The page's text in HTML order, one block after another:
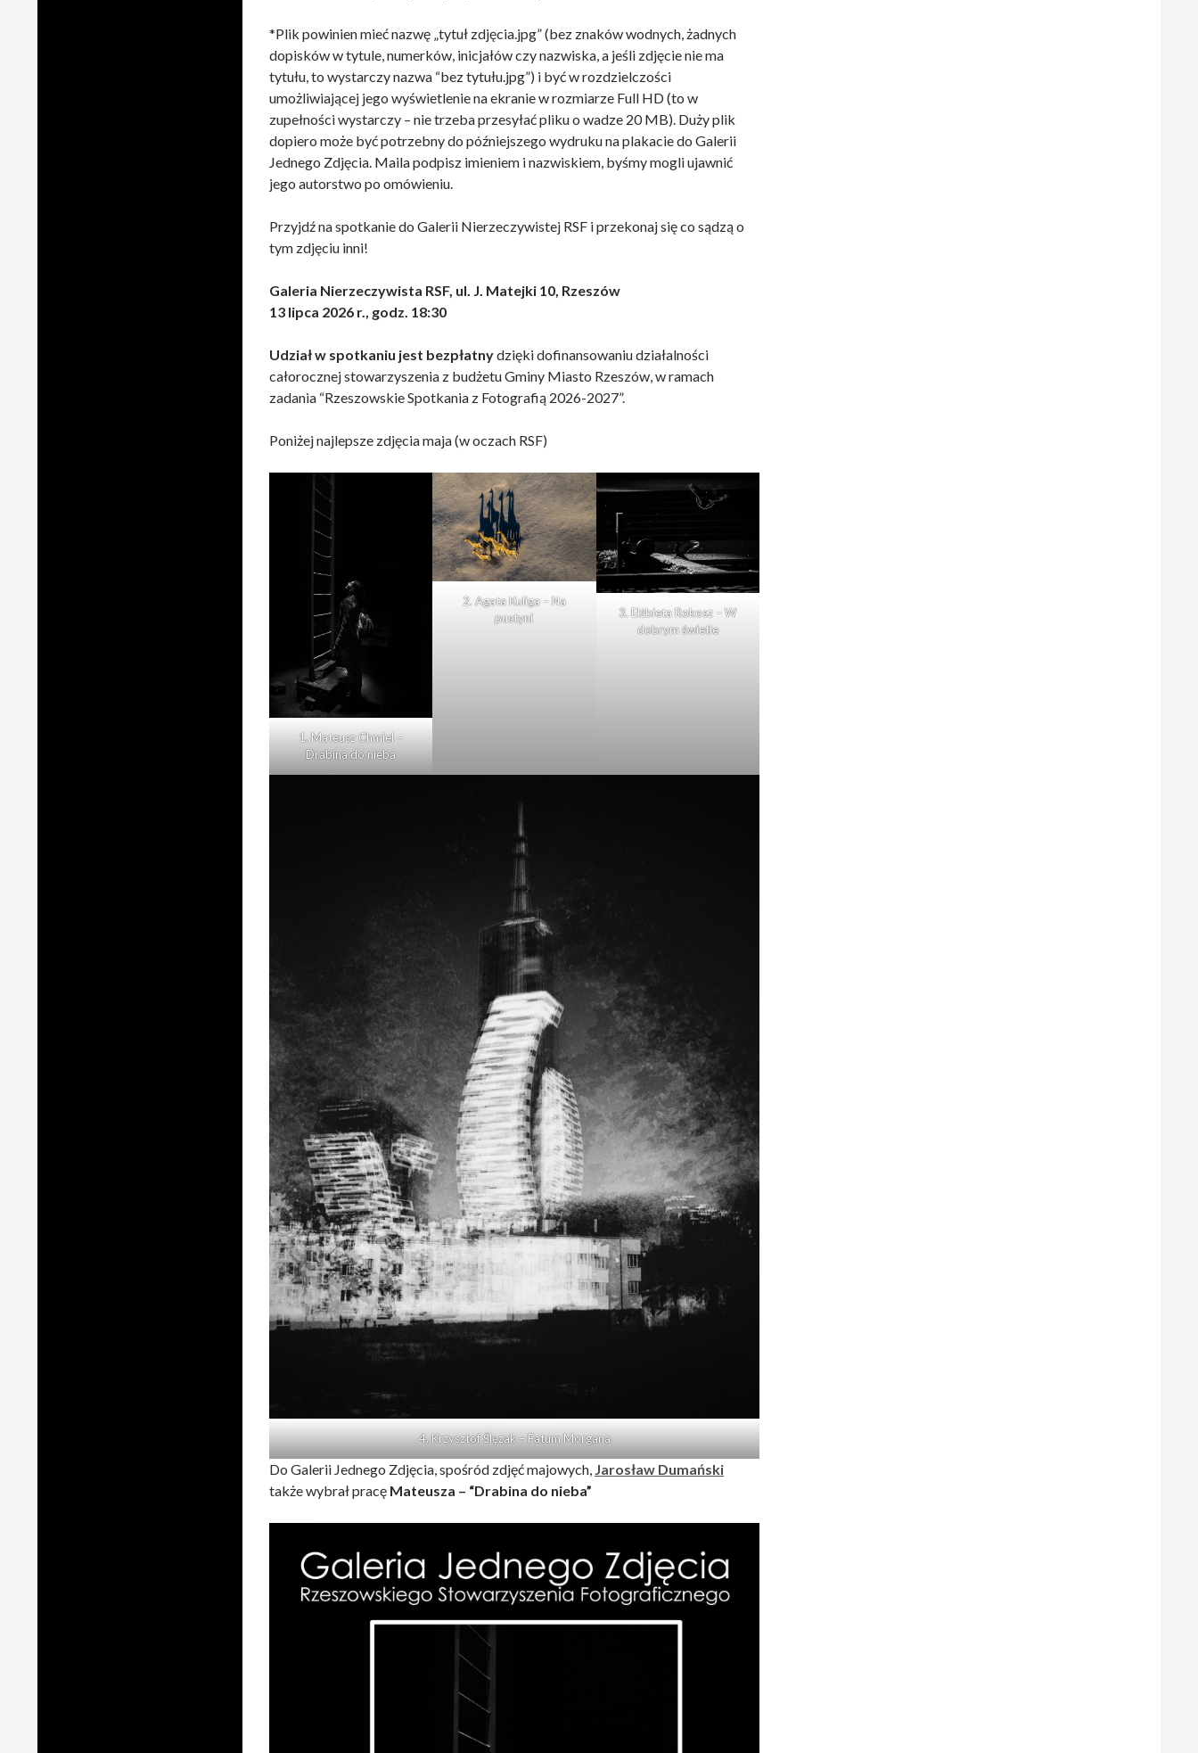
*Plik powinien mieć nazwę „tytuł zdjęcia.jpg” (bez znaków wodnych, żadnych
dopisków w tytule, numerków, inicjałów czy nazwiska, a jeśli zdjęcie nie ma
tytułu, to wystarczy nazwa “bez tytułu.jpg”) i być w rozdzielczości
umożliwiającej jego wyświetlenie na ekranie w rozmiarze Full HD (to w
zupełności wystarczy – nie trzeba przesyłać pliku o wadze 20 MB). Duży plik
dopiero może być potrzebny do późniejszego wydruku na plakacie do Galerii
Jednego Zdjęcia. Maila podpisz imieniem i nazwiskiem, byśmy mogli ujawnić
jego autorstwo po omówieniu.
Przyjdź na spotkanie do Galerii Nierzeczywistej RSF i przekonaj się co sądzą o
tym zdjęciu inni!
Galeria Nierzeczywista RSF, ul. J. Matejki 10, Rzeszów
13 lipca 2026 r., godz. 18:30
Udział w spotkaniu jest bezpłatnydzięki dofinansowaniu działalności
całorocznej stowarzyszenia z budżetu Gminy Miasto Rzeszów, w ramach
zadania “Rzeszowskie Spotkania z Fotografią 2026-2027”.
Poniżej najlepsze zdjęcia maja (w oczach RSF)
1. Mateusz Chmiel –
Drabina do nieba
2. Agata Kuliga – Na
pustyni
3. Elżbieta Rokosz – W
dobrym świetle
4. Krzysztof Ślęzak – Fatum Morgana
Do Galerii Jednego Zdjęcia, spośród zdjęć majowych, Jarosław Dumański
także wybrał pracę Mateusza – “Drabina do nieba”